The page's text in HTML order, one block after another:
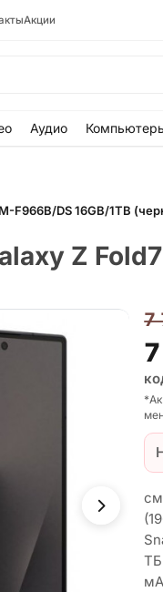
Акции
Аудио
F966B/DS 16GB/1TB
Z
7